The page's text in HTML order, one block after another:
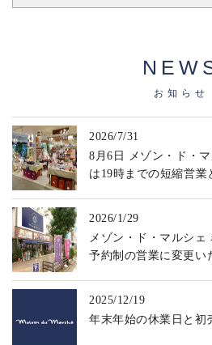
お知らせ
2026/7/31
8月6日 メゾン・ド・
は19時までの短縮営業
2026/1/29
メゾン・ド・マルシェ
予約制の営業に変更い
2025/12/19
年末年始の休業日と初